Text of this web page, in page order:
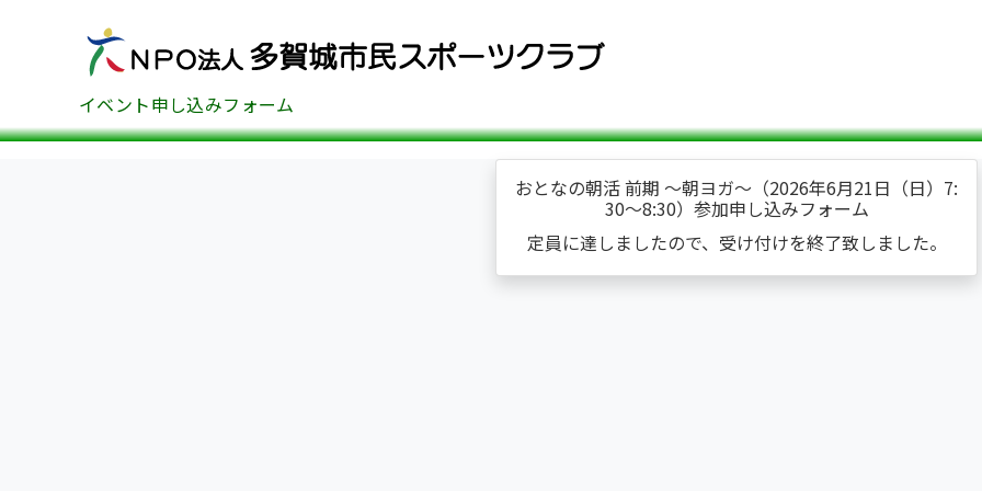
イベント申し込みフォーム
おとなの朝活 前期 ～朝ヨガ～（2026年6月21日（日）7:
30～8:30）参加申し込みフォーム
定員に達しましたので、受け付けを終了致しました。